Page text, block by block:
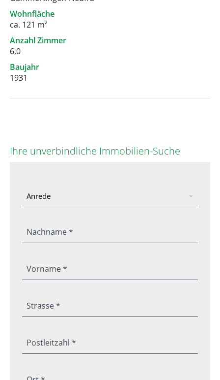
Wohnfläche
ca. 121 m²
Anzahl Zimmer
6,0
Baujahr
1931
Ihre unverbindliche Immobilien-Suche
Nachname *
Vorname *
Strasse *
Postleitzahl *